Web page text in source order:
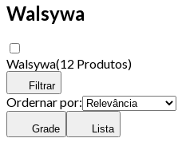
Walsywa
Walsywa(12 Produtos)
Filtrar
Ordernar por:
Grade Lista